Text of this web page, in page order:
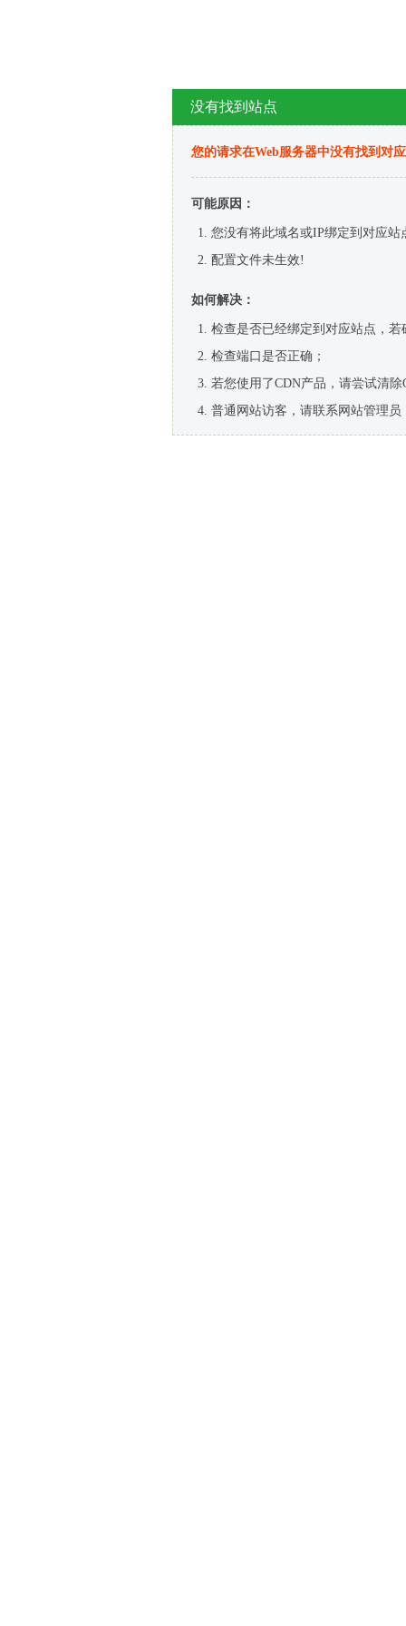
没有找到站点
您的请求在Web服务器中没有找到对
可能原因：
您没有将此域名或IP绑定到对应站
配置文件未生效!
如何解决：
检查是否已经绑定到对应站点，
检查端口是否正确；
若您使用了CDN产品，请尝试清除
普通网站访客，请联系网站管理员